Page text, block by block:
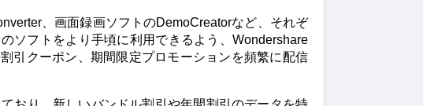
、画面録画ソフトのDemoCreatorなど、それぞ
ソフトをより手頃に利用できるよう、Wondershare
引クーポン、期間限定プロモーションを頻繁に配信